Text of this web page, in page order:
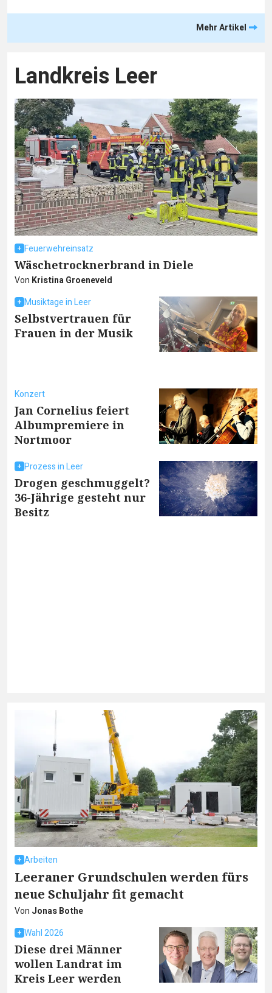
Mehr Artikel
Landkreis Leer
Feuerwehreinsatz
Wäschetrocknerbrand in Diele
Von Kristina Groeneveld
Musiktage in Leer
Selbstvertrauen für
Frauen in der Musik
Konzert
Jan Cornelius feiert
Albumpremiere in
Nortmoor
Prozess in Leer
Drogen geschmuggelt?
36-Jährige gesteht nur
Besitz
Arbeiten
Leeraner Grundschulen werden fürs
neue Schuljahr fit gemacht
Von Jonas Bothe
Wahl 2026
Diese drei Männer
wollen Landrat im
Kreis Leer werden